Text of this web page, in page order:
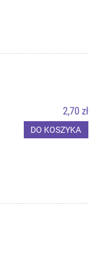
2,70 zł
DO KOSZYKA